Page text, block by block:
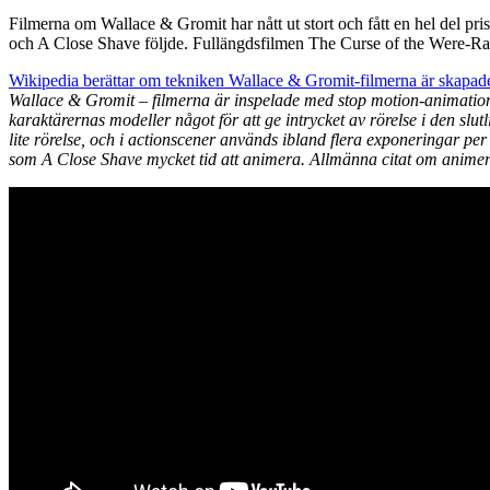
Filmerna om Wallace & Gromit har nått ut stort och fått en hel del
och A Close Shave följde. Fullängdsfilmen The Curse of the Were-
Wikipedia berättar om tekniken Wallace & Gromit-filmerna är
Wallace & Gromit – filmerna är inspelade med stop motion-
karaktärernas modeller något för att ge intrycket av rörelse i den
lite rörelse, och i actionscener används ibland flera exponeringar
som A Close Shave mycket tid att animera. Allmänna citat om